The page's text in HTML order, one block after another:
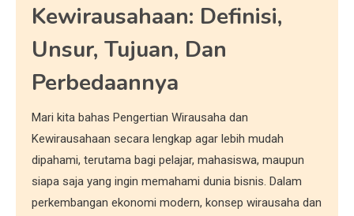
Kewirausahaan: Definisi,
Unsur, Tujuan, Dan
Perbedaannya
Mari kita bahas Pengertian Wirausaha dan
Kewirausahaan secara lengkap agar lebih mudah
dipahami, terutama bagi pelajar, mahasiswa, maupun
siapa saja yang ingin memahami dunia bisnis. Dalam
perkembangan ekonomi modern, konsep wirausaha dan